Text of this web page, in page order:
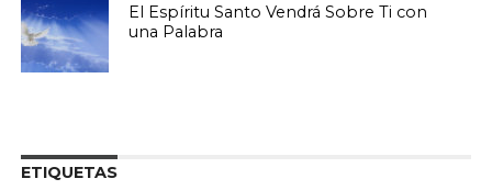
El Espíritu Santo Vendrá Sobre Ti con
una Palabra
ETIQUETAS